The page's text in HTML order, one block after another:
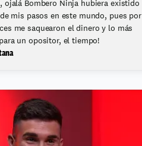
ojalá Bombero Ninja hubiera existido
mis pasos en este mundo, pues por
me saquearon el dinero y lo más
un opositor, el tiempo!